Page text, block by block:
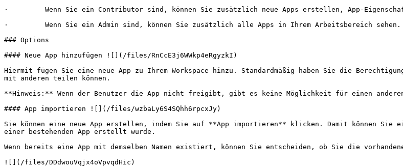
·         Wenn Sie ein Contributor sind, können Sie zusätzlich neue Apps erstellen, App-
·         Wenn Sie ein Admin sind, können Sie zusätzlich alle Apps in Ihrem Arbeitsbereich sehen.
### Options
#### Neue App hinzufügen ![](/files/RnCcE3j6WWkp4eRgyzkI)
Hiermit fügen Sie eine neue App zu Ihrem Workspace hinzu. Standardmäßig haben Sie die
mit anderen teilen können.
**Hinweis:** Wenn der Benutzer die App nicht freigibt, gibt es keine Möglichkeit für einen
#### App importieren ![](/files/wzbaLy6S4SQhh6rpcxJy)
Sie können eine neue App erstellen, indem Sie auf **App importieren** klicken. Damit können Sie
einer bestehenden App erstellt wurde.
Wenn bereits eine App mit demselben Namen existiert, können Sie entscheiden, ob Sie die
![](/files/DDdwouVqjx4oVpvqdHic)